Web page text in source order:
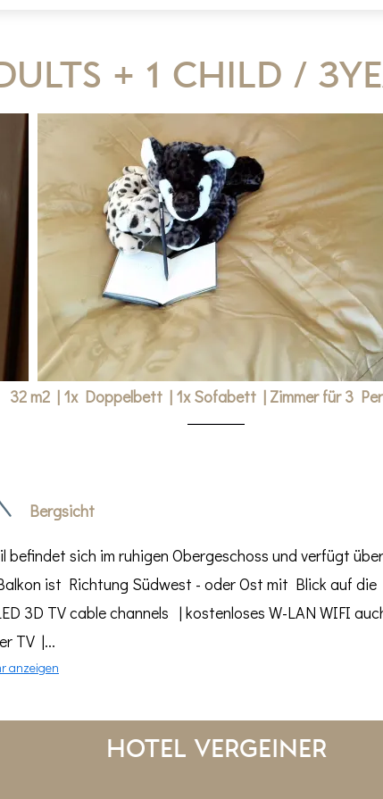
+ 1 child /
32 m2 | 1x Doppelbett | 1x Sofabett | Zimmer für 3
Bergsicht
befindet sich im ruhigen Obergeschoss und verfügt über
ist Richtung Südwest - oder Ost mit Blick auf die
3D TV cable channels | kostenloses W-LAN WIFI
TV |...
anzeigen
Hotel Vergeiner